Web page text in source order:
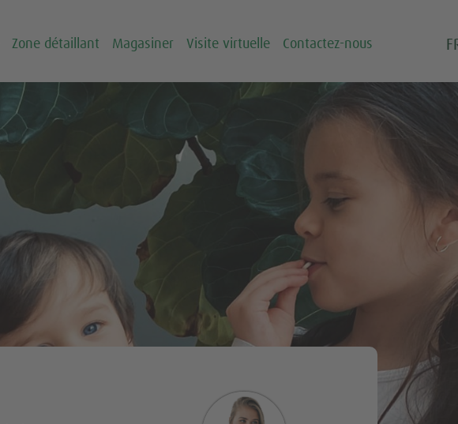
Zone détaillant Magasiner Visite virtuelle Contactez-nous